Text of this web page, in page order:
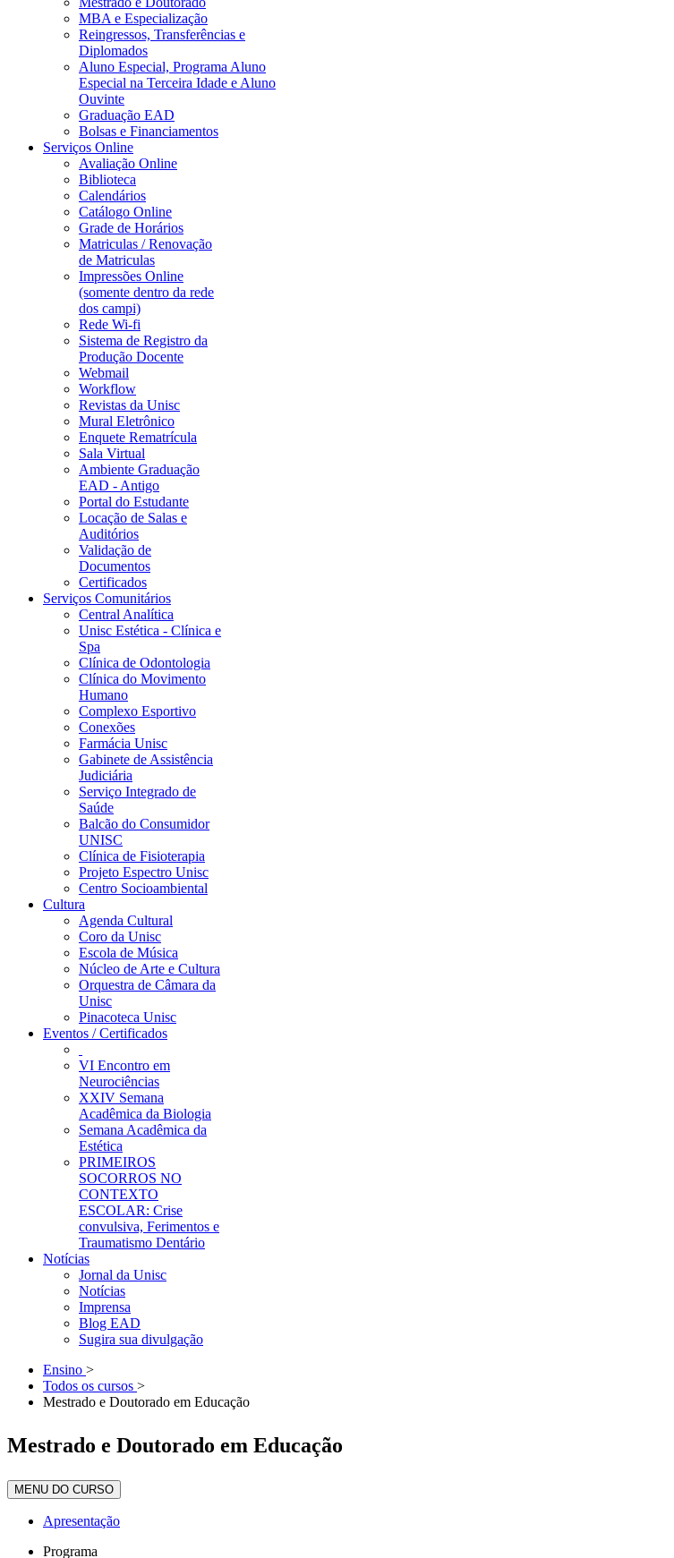
MBA e Especialização
Reingressos, Transferências e
Diplomados
Aluno Especial, Programa Aluno
Especial na Terceira Idade e Aluno
Ouvinte
Graduação EAD
Bolsas e Financiamentos
Serviços Online
Avaliação Online
Biblioteca
Calendários
Catálogo Online
Grade de Horários
Matriculas / Renovação
de Matriculas
Impressões Online
(somente dentro da rede
dos campi)
Rede Wi-fi
Sistema de Registro da
Produção Docente
Webmail
Workflow
Revistas da Unisc
Mural Eletrônico
Enquete Rematrícula
Sala Virtual
Ambiente Graduação
EAD - Antigo
Portal do Estudante
Locação de Salas e
Auditórios
Validação de
Documentos
Certificados
Serviços Comunitários
Central Analítica
Unisc Estética - Clínica e
Spa
Clínica de Odontologia
Clínica do Movimento
Humano
Complexo Esportivo
Conexões
Farmácia Unisc
Gabinete de Assistência
Judiciária
Serviço Integrado de
Saúde
Balcão do Consumidor
UNISC
Clínica de Fisioterapia
Projeto Espectro Unisc
Centro Socioambiental
Cultura
Agenda Cultural
Coro da Unisc
Escola de Música
Núcleo de Arte e Cultura
Orquestra de Câmara da
Unisc
Pinacoteca Unisc
Eventos / Certificados
VI Encontro em
Neurociências
XXIV Semana
Acadêmica da Biologia
Semana Acadêmica da
Estética
PRIMEIROS
SOCORROS NO
CONTEXTO
ESCOLAR: Crise
convulsiva, Ferimentos e
Traumatismo Dentário
Notícias
Jornal da Unisc
Notícias
Imprensa
Blog EAD
Sugira sua divulgação
Ensino >
Todos os cursos >
Mestrado e Doutorado em Educação
Mestrado e Doutorado em Educação
MENU DO CURSO
Apresentação
Programa